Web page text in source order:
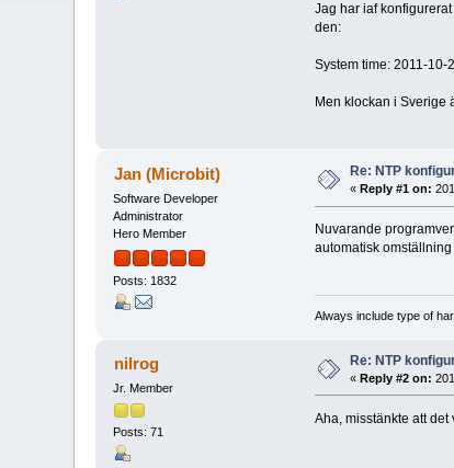
Jag har iaf
den:
System time: 2011-
Men klockan i Sverige
Jan (Microbit)
Software Developer
Administrator
Hero Member
Posts: 1832
Re: NTP
« Reply #1 on:
Nuvarande
automatisk
Always include type of
nilrog
Jr. Member
Posts: 71
Re: NTP
«Reply #2 on:
Aha, misstänkte att